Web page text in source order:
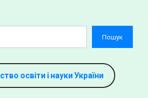
Пошук
освіти і науки України